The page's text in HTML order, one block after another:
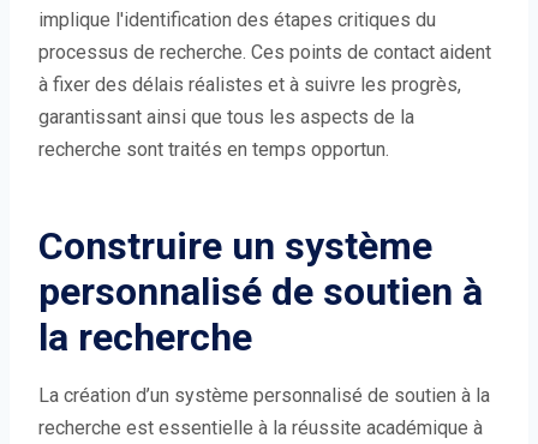
implique l'identification des étapes critiques du
processus de recherche. Ces points de contact aident
à fixer des délais réalistes et à suivre les progrès,
garantissant ainsi que tous les aspects de la
recherche sont traités en temps opportun.
Construire un système
personnalisé de soutien à
la recherche
La création d’un système personnalisé de soutien à la
recherche est essentielle à la réussite académique à